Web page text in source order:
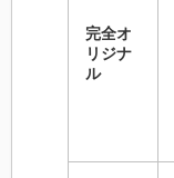
完全オ
リジナ
ル